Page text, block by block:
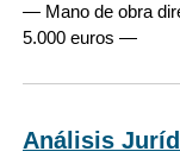
— Mano de obra
5.000 euros —
Análisis